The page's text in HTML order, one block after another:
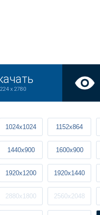
x 2780
1024x1024 1152x864
1440x900 1600x900
1920x1200 1920x1440
2880x1800 2560x2048